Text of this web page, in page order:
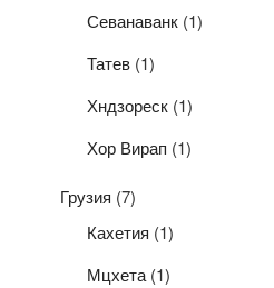
Севанаванк (1)
Татев (1)
Хндзореск (1)
Хор Вирап (1)
Грузия (7)
Кахетия (1)
Мцхета (1)